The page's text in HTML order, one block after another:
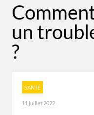
un
?
SANTÉ
11 juillet 2022